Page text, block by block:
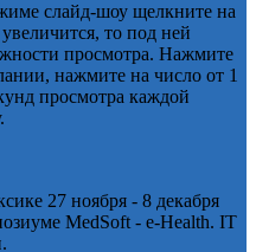
слайд-шоу щелкните на
то под ней
просмотра. Нажмите
нажмите на число от 1
просмотра каждой
27 ноября - 8 декабря
MedSoft - e-Health. IT